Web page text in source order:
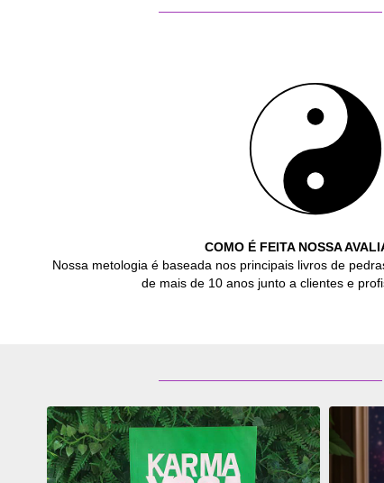
COMO É FEITA NOSSA
Nossa metologia é baseada nos principais livros de
de mais de 10 anos junto a clientes e
ADICIONAR
OS